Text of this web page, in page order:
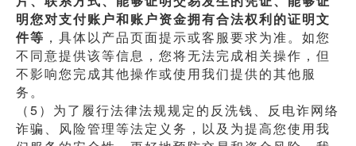
明您对支付账户和账户资金拥有合法权利的证明文
件等 ，具体以产品页面提示或客服要求为准。如您
不同意提供该等信息，您将无法完成相关操作，但
不影响您完成其他操作或使用我们提供的其他服
务。
（5）为了履行法律法规规定的反洗钱、反电诈网络
诈骗、风险管理等法定义务，以及为提高您使用我